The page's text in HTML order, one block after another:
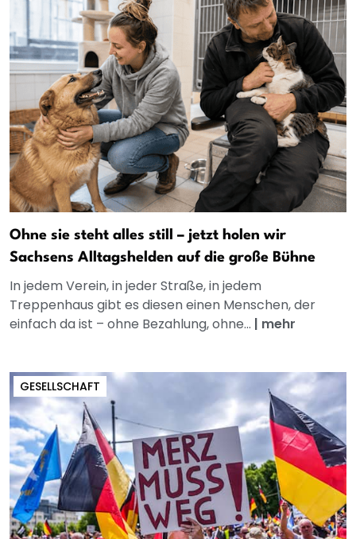
Ohne sie steht alles still – jetzt holen wir
Sachsens Alltagshelden auf die große Bühne
In jedem Verein, in jeder Straße, in jedem
Treppenhaus gibt es diesen einen Menschen, der
einfach da ist – ohne Bezahlung, ohne... | mehr
GESELLSCHAFT